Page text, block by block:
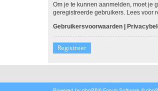
Om je te kunnen aanmelden, moet je
geregistreerde gebruikers. Lees voor
Gebruikersvoorwaarden |
Registreer